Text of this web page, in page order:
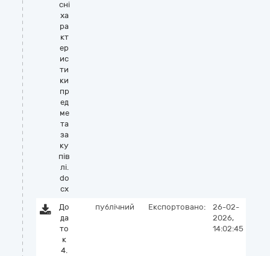
сні
ха
ра
кт
ер
ис
ти
ки
пр
ед
ме
та
за
ку
пів
лі.
do
cx
До
да
то
к
4.
публічний Експортовано:
26-02-
2026,
14:02:45